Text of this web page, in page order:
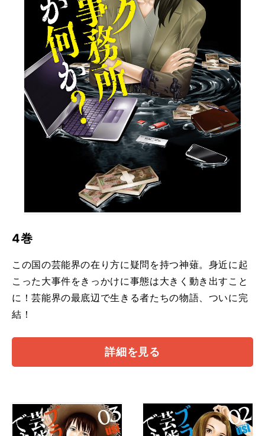
4巻
この国の芸能界の在り方に疑問を持つ神薙。身近に起
こった大事件をきっかけに事態は大きく動き出すこと
に！芸能界の最底辺で生きる者たちの物語、ついに完
結！
詳細を見る